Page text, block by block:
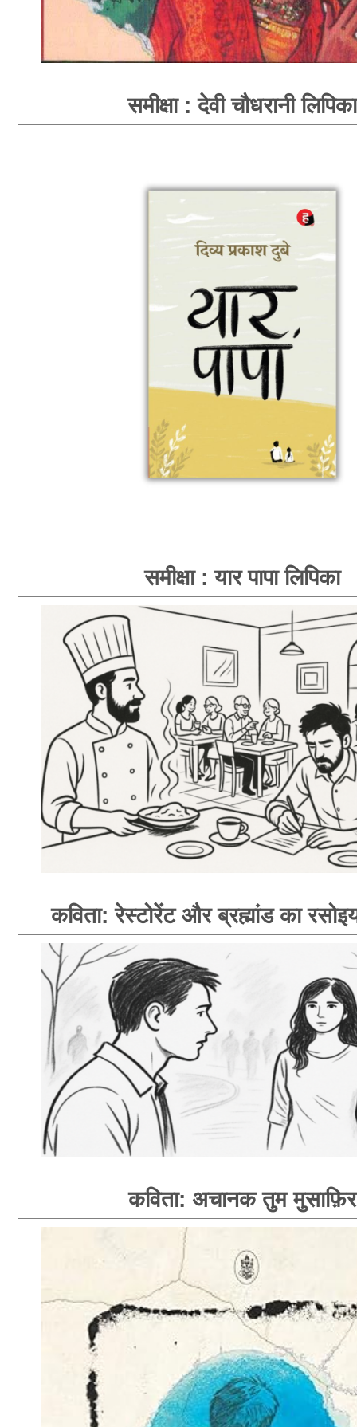
समीक्षा : देवी चौधरानी लिपिका
समीक्षा : यार पापा लिपिका
कविता: रेस्टोरेंट और ब्रह्मांड का
कविता: अचानक तुम मुसाफ़िर